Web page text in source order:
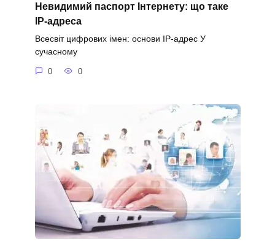
Невидимий паспорт Інтернету: що таке
IP-адреса
Всесвіт цифрових імен: основи IP-адрес У
сучасному
0 0